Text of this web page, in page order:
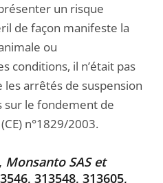
un risque
de façon manifeste la
ou
conditions, il n’était pas
arrêtés de suspension
sur le fondement de
n°1829/2003.
Monsanto SAS et
313548, 313605,